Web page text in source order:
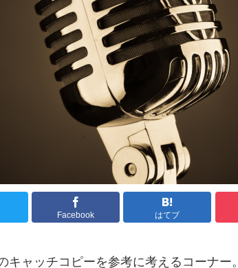
Facebook はてブ
キャッチコピーを参考に考えるコーナー。